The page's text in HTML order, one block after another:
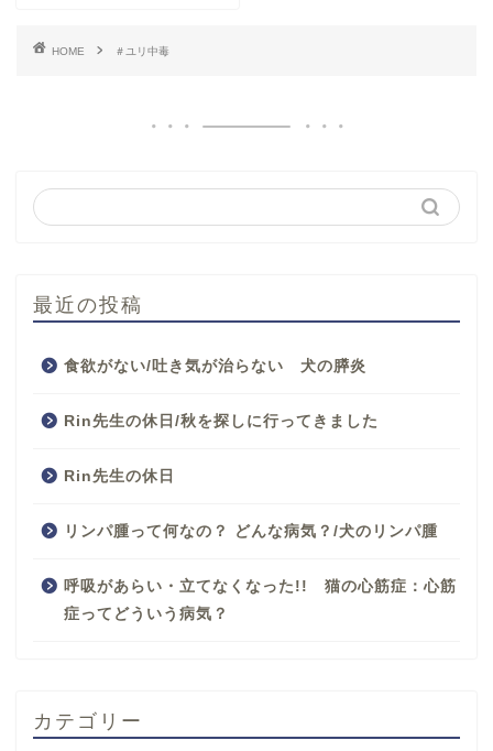
HOME ＃ユリ中毒
最近の投稿
食欲がない/吐き気が治らない 犬の膵炎
Rin先生の休日/秋を探しに行ってきました
Rin先生の休日
リンパ腫って何なの？ どんな病気？/犬のリンパ腫
呼吸があらい・立てなくなった!! 猫の心筋症：心筋
症ってどういう病気？
カテゴリー